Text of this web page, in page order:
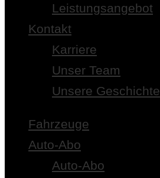
Leistungsangebot
Kontakt
Karriere
Unser Team
Unsere Geschichte
Fahrzeuge
Auto-Abo
Auto-Abo